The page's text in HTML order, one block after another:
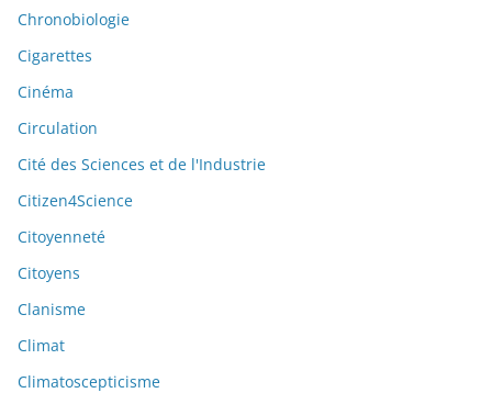
Chronobiologie
Cigarettes
Cinéma
Circulation
Cité des Sciences et de l'Industrie
Citizen4Science
Citoyenneté
Citoyens
Clanisme
Climat
Climatoscepticisme